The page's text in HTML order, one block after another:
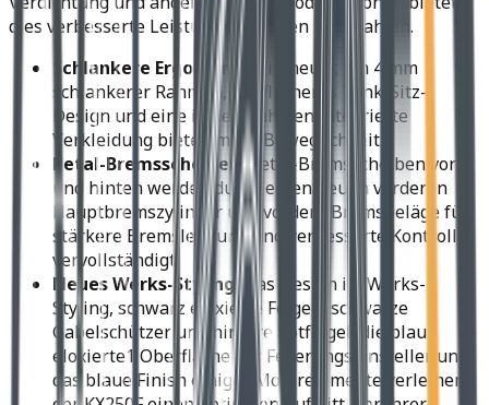
dies verbesserte Leistung bei hohen Drehzahlen.
Schlankere Ergonomie:
Ein neuer, um 4 mm
schlankerer Rahmen, ein flacheres Tank/Sitz-
Design und eine in den Rahmen integrierte
Verkleidung bieten mehr Beweglichkeit.
Petal-Bremsscheiben:Petal-Bremsscheiben vorn
und hinten werden durch einen neuen vorderen
Hauptbremszylinder und vordere Bremsbeläge für
stärkere Bremsleistung und verbesserte Kontrolle
vervollständigt.
Neues Werks-Styling:Das Design im Werks-
Styling, schwarz eloxierte Felgen, schwarze
Gabelschützer und hintere Kotflügel, die blau
eloxierte1 Oberfläche der Federungseinsteller und
das blaue Finish einiger Motorelemente verleihen